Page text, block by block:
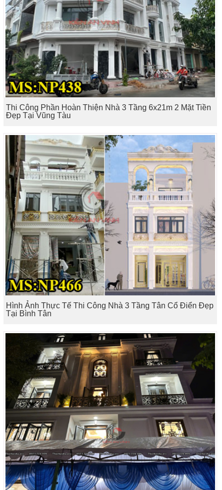
Thi Công Phần Hoàn Thiện Nhà 3 Tầng 6x21m 2 Mặt Tiền
Đẹp Tại Vũng Tàu
Hình Ảnh Thực Tế Thi Công Nhà 3 Tầng Tân Cổ Điển Đẹp
Tại Bình Tân